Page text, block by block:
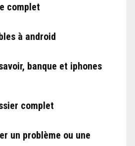
complet
à android
banque et iphones
complet
un problème ou une